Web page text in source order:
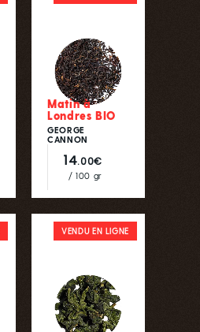
Matin à
Londres BIO
GEORGE
CANNON
14.00€
/ 100 gr
VENDU EN LIGNE